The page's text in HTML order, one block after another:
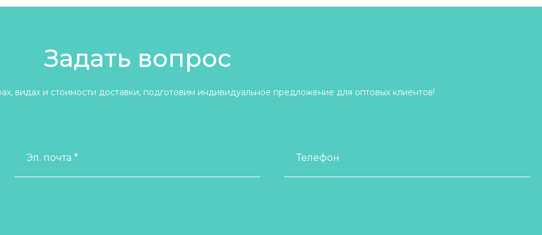
Задать вопрос
видах и стоимости доставки, подготовим индивидуальное предложение для оптовых клиентов!
Эл. почта * Телефон